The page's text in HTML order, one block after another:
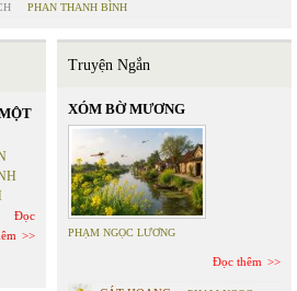
PHAN THANH BÌNH
Đọc
Truyện Ngắn
XÓM BỜ MƯƠNG
PHẠM NGỌC LƯƠNG
Đọc thêm